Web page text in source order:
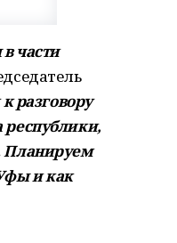
части
разговору
Планируем
и как